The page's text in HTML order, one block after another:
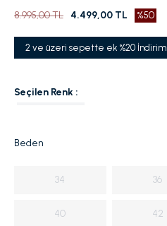
8.995,00 TL 4.499,00 TL %50
2 ve üzeri sepette ek %20 İndirim
Seçilen Renk :
Beden
34 36
40 42